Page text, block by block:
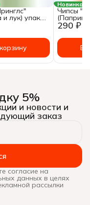
лук) упак.
Новинка
290 ₽
Чипсы
В
5%
и новости и
заказ
согласие на
данных в целях
рассылки